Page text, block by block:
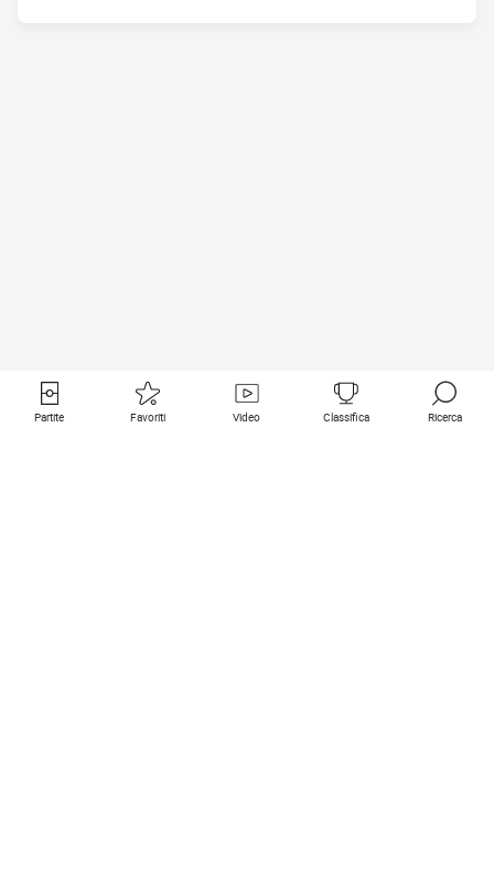
Partite Favoriti Video Classifica Ricerca